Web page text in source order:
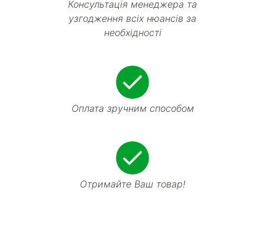
Консультація менеджера та
узгодження всіх нюансів за
необхідності
Оплата зручним способом
Отримайте Ваш товар!